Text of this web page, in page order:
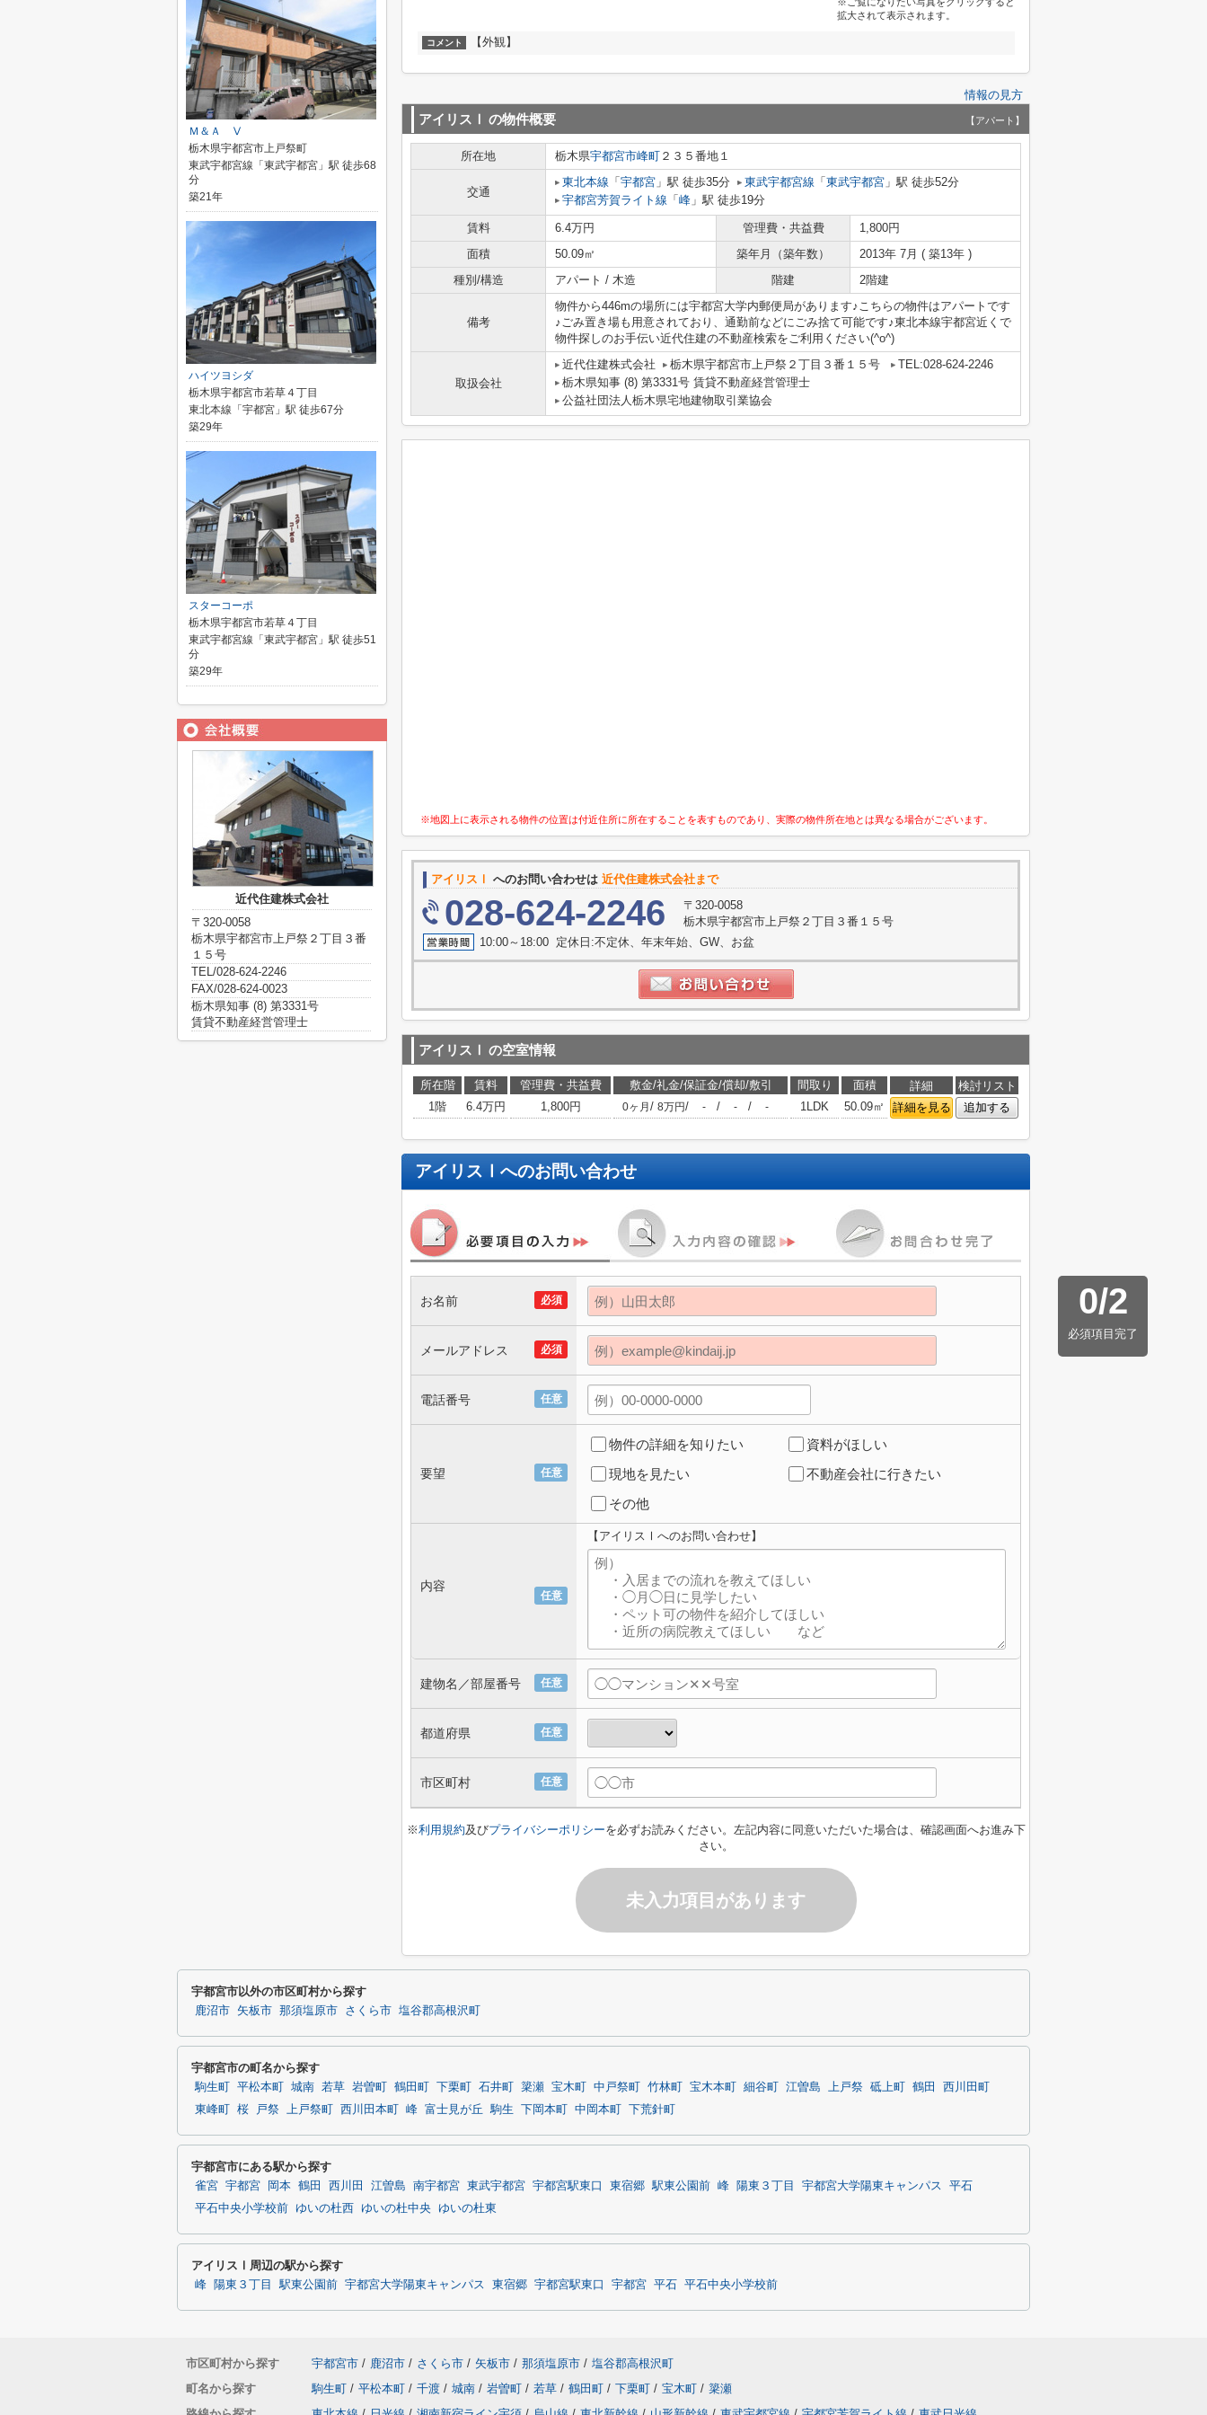
拡大されて表示されます。
コメント 【外観】
情報の見方
アイリスⅠ の物件概要 【アパート】
所在地 栃木県宇都宮市峰町 ２３５番地１
交通
東北本線 「 宇都宮 」駅 徒歩35分 東武宇都宮線 「 東武宇都宮 」駅 徒歩52分
宇都宮芳賀ライト線 「 峰 」駅 徒歩19分
賃料 6.4万円 管理費・共益費
1,800円
面積
50.09㎡ 築年月（築年数）
2013年 7月 ( 築13年 )
種別/構造
アパート / 木造 階建 2階建
備考
物件から446mの場所には宇都宮大学内郵便局があります♪こちらの物件はアパートです
♪ごみ置き場も用意されており、通勤前などにごみ捨て可能です♪東北本線宇都宮近くで
物件探しのお手伝い近代住建の不動産検索をご利用ください(^o^)
取扱会社
近代住建株式会社 栃木県宇都宮市上戸祭２丁目３番１５号
TEL:028-624-2246
栃木県知事 (8) 第3331号 賃貸不動産経営管理士
公益社団法人栃木県宅地建物取引業協会
※地図上に表示される物件の位置は付近住所に所在することを表すものであり、実際の物件所在地とは異なる場合がございます。
アイリスⅠ へのお問い合わせは 近代住建株式会社まで
028-624-2246
〒320-0058
栃木県宇都宮市上戸祭２丁目３番１５号
10:00～18:00 定休日:不定休、年末年始、GW、お盆
アイリスⅠ の空室情報
所在階 賃料 管理費・共益費 敷金/礼金/保証金/償却/敷引 間取り 面積 詳細
検討リスト
1階
6.4万円 1,800円 0ヶ月 / 8万円/ - / - / - 1LDK 50.09㎡ 詳細を見る 追加する
アイリスⅠ へのお問い合わせ
0/2
必須項目完了
必須
お名前
必須
メールアドレス
任意
電話番号
任意
要望
物件の詳細を知りたい
資料がほしい
現地を見たい
不動産会社に行きたい
その他
任意
内容
【アイリスⅠへのお問い合わせ】
任意
建物名／部屋番号
任意
都道府県
任意
市区町村
※利用規約及びプライバシーポリシーを必ずお読みください。左記内容に同意いただいた場合は、確認画面へお進み下
さい。
未入力項目があります
Ｍ＆Ａ Ⅴ
栃木県宇都宮市上戸祭町
東武宇都宮線「東武宇都宮」駅 徒歩68
分
築21年
ハイツヨシダ
栃木県宇都宮市若草４丁目
東北本線「宇都宮」駅 徒歩67分
築29年
スターコーポ
栃木県宇都宮市若草４丁目
東武宇都宮線「東武宇都宮」駅 徒歩51
分
築29年
近代住建株式会社
〒320-0058
栃木県宇都宮市上戸祭２丁目３番
１５号
TEL/028-624-2246
FAX/028-624-0023
栃木県知事 (8) 第3331号
賃貸不動産経営管理士
宇都宮市以外の市区町村から探す
鹿沼市 矢板市 那須塩原市 さくら市 塩谷郡高根沢町
宇都宮市の町名から探す
駒生町 平松本町 城南 若草 岩曽町 鶴田町 下栗町 石井町 簗瀬 宝木町 中戸祭町 竹林町 宝木本町 細谷町 江曽島 上戸祭 砥上町 鶴田
西川田町
東峰町
桜 戸祭 上戸祭町 西川田本町 峰 富士見が丘 駒生 下岡本町 中岡本町 下荒針町
宇都宮市にある駅から探す
雀宮 宇都宮 岡本 鶴田 西川田 江曽島 南宇都宮 東武宇都宮 宇都宮駅東口 東宿郷 駅東公園前 峰 陽東３丁目 宇都宮大学陽東キャンパス
平石
平石中央小学校前 ゆいの杜西 ゆいの杜中央 ゆいの杜東
アイリスⅠ周辺の駅から探す
峰 陽東３丁目 駅東公園前 宇都宮大学陽東キャンパス 東宿郷 宇都宮駅東口 宇都宮 平石 平石中央小学校前
市区町村から探す 宇都宮市 / 鹿沼市 / さくら市 / 矢板市 / 那須塩原市 / 塩谷郡高根沢町
町名から探す
駒生町 / 平松本町 / 千渡 / 城南 / 岩曽町 / 若草 / 鶴田町 / 下栗町 / 宝木町 / 簗瀬